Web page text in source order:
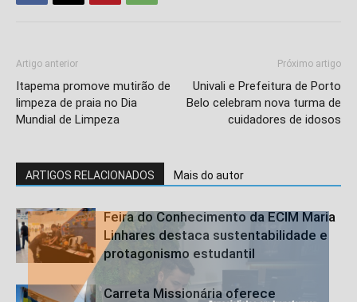
Artigo anterior
Itapema promove mutirão de
limpeza de praia no Dia
Mundial de Limpeza
Próximo artigo
Univali e Prefeitura de Porto
Belo celebram nova turma de
cuidadores de idosos
ARTIGOS RELACIONADOS Mais do autor
Feira do Conhecimento da ECIM Maria
Linhares destaca sustentabilidade e
protagonismo estudantil
Carreta Missionária oferece